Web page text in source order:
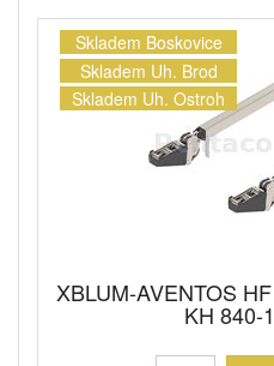
Skladem Boskovice
Skladem Uh. Brod
Skladem Uh. Ostroh
XBLUM-AVENTOS
KH 840-